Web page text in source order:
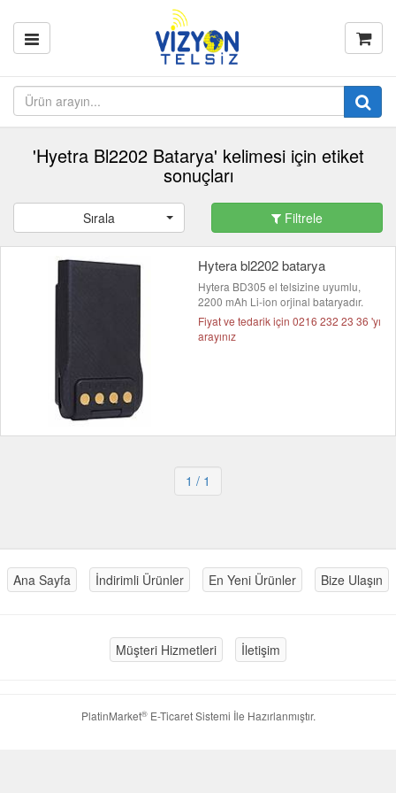
'Hyetra Bl2202 Batarya' kelimesi için etiket
sonuçları
Sırala Filtrele
Hytera bl2202 batarya
Hytera BD305 el telsizine uyumlu,
2200 mAh Li-ion orjinal bataryadır.
Fiyat ve tedarik için 0216 232 23 36 'yı
arayınız
1 / 1
Ana Sayfa İndirimli Ürünler En Yeni Ürünler Bize Ulaşın
Müşteri Hizmetleri İletişim
PlatinMarket®E-Ticaret Sistemi İle Hazırlanmıştır.